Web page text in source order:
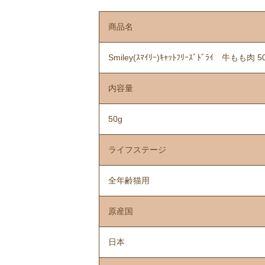
商品名
Smiley(ｽﾏｲﾘｰ)ｷｬｯﾄﾌﾘｰｽﾞﾄﾞﾗｲ 牛もも肉
内容量
50g
ライフステージ
全年齢猫用
原産国
日本